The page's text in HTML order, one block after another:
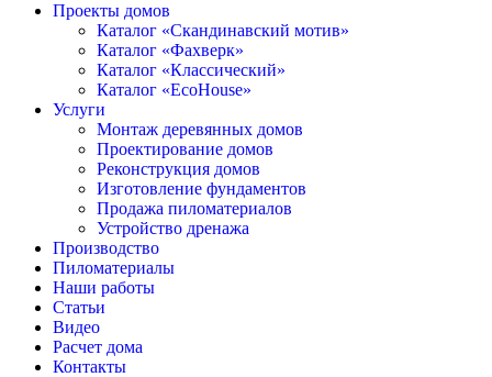
Проекты домов
Каталог «Скандинавский мотив»
Каталог «Фахверк»
Каталог «Классический»
Каталог «EcoHouse»
Услуги
Монтаж деревянных домов
Проектирование домов
Реконструкция домов
Изготовление фундаментов
Продажа пиломатериалов
Устройство дренажа
Производство
Пиломатериалы
Наши работы
Статьи
Видео
Расчет дома
Контакты